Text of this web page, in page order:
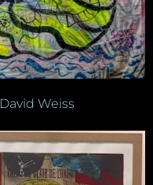
David Weiss